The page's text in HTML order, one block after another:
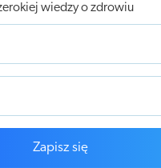
wiedzy o zdrowiu
Zapisz się